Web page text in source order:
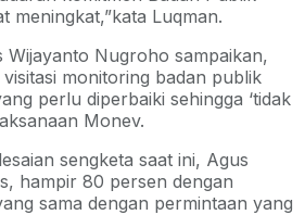
meningkat,”kata Luqman.
Wijayanto Nugroho sampaikan,
monitoring badan publik
perlu diperbaiki sehingga ‘tidak
Monev.
sengketa saat ini, Agus
hampir 80 persen dengan
sama dengan permintaan yang